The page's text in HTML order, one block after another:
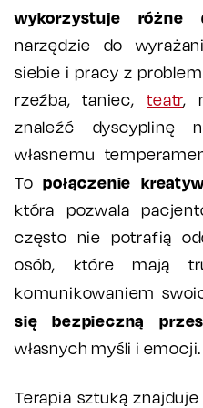
wykorzystuje różne
narzędzie do
siebie i pracy z
rzeźba, taniec,teatr,
znaleźć dyscyplinę
własnemu
Topołączenie
która pozwala
często nie potrafią
osób, które mają
komunikowaniem
się bezpieczną
własnych myśli i emocji.
Terapia sztuką